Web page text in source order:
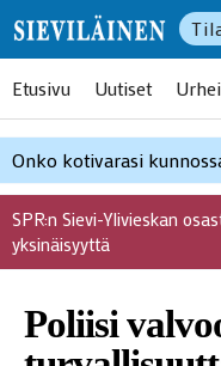
Etusivu Uutiset
Onko kotivarasi
SPR:n Sievi-Ylivieskan
yksinäisyyttä
Poliisi